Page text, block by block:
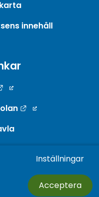
innehåll
Länk till annan
Länk till annan
Inställningar
Acceptera